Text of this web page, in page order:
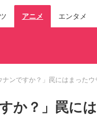
アニメ エンタメ
ナンですか？」罠にはまった
か？」罠に